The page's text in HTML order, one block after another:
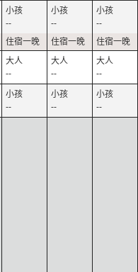
--
--
--
--
--
--
--
--
--